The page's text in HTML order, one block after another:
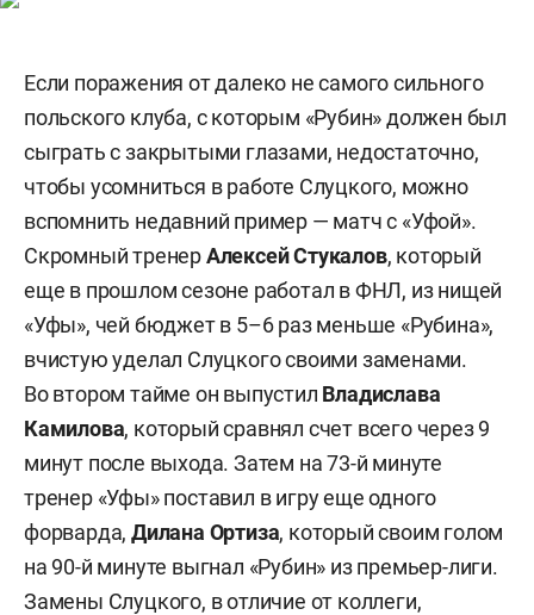
Если поражения от далеко не самого сильного
польского клуба, с которым «Рубин» должен был
сыграть с закрытыми глазами, недостаточно,
чтобы усомниться в работе Слуцкого, можно
вспомнить недавний пример — матч с «Уфой».
Скромный тренерАлексей Стукалов, который
еще в прошлом сезоне работал в ФНЛ, из нищей
«Уфы», чей бюджет в 5–6 раз меньше «Рубина»,
вчистую уделал Слуцкого своими заменами.
Во втором тайме он выпустил Владислава
Камилова, который сравнял счет всего через 9
минут после выхода. Затем на 73-й минуте
тренер «Уфы» поставил в игру еще одного
форварда,Дилана Ортиза, который своим голом
на 90-й минуте выгнал «Рубин» из премьер-лиги.
Замены Слуцкого, в отличие от коллеги,